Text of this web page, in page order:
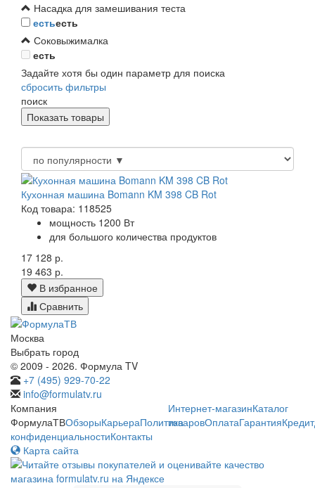
Насадка для замешивания теста
естьесть
Соковыжималка
есть
Задайте хотя бы один параметр для поиска
сбросить фильтры
поиск
Кухонная машина Bomann KM 398 CB Rot
Код товара: 118525
мощность 1200 Вт
для большого количества продуктов
17 128 р.
19 463 р.
В избранное
Сравнить
Москва
Выбрать город
© 2009 - 2026. Формула TV
+7 (495) 929-70-22
info@formulatv.ru
Компания
ФормулаТВОбзорыКарьераПолитика
конфиденциальностиКонтакты
Интернет-магазинКаталог
товаровОплатаГарантияКредит
Карта сайта